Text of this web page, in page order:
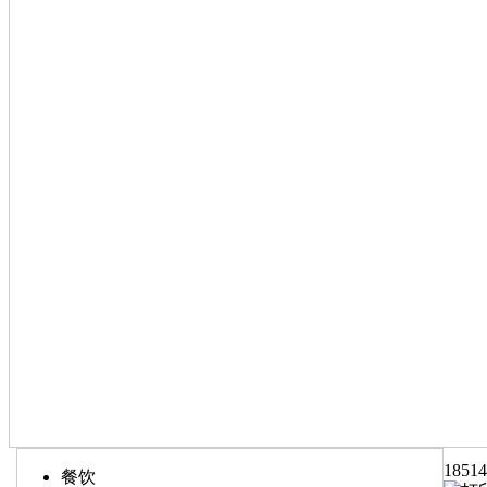
餐饮